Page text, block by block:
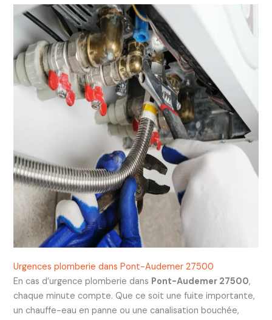
Urgences plomberie dans Pont-Audemer 27500
En cas d’urgence plomberie dans Pont-Audemer 27500,
chaque minute compte. Que ce soit une fuite importante,
un chauffe-eau en panne ou une canalisation bouchée,